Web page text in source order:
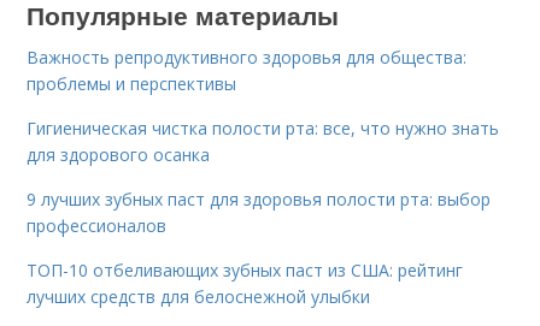
Популярные материалы
Важность репродуктивного здоровья для общества:
проблемы и перспективы
Гигиеническая чистка полости рта: все, что нужно знать
для здорового осанка
9 лучших зубных паст для здоровья полости рта: выбор
профессионалов
ТОП-10 отбеливающих зубных паст из США: рейтинг
лучших средств для белоснежной улыбки